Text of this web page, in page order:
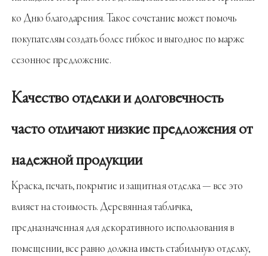
ко Дню благодарения. Такое сочетание может помочь
покупателям создать более гибкое и выгодное по марже
сезонное предложение.
Качество отделки и долговечность
часто отличают низкие предложения от
надежной продукции
Краска, печать, покрытие и защитная отделка — все это
влияет на стоимость. Деревянная табличка,
предназначенная для декоративного использования в
помещении, все равно должна иметь стабильную отделку,